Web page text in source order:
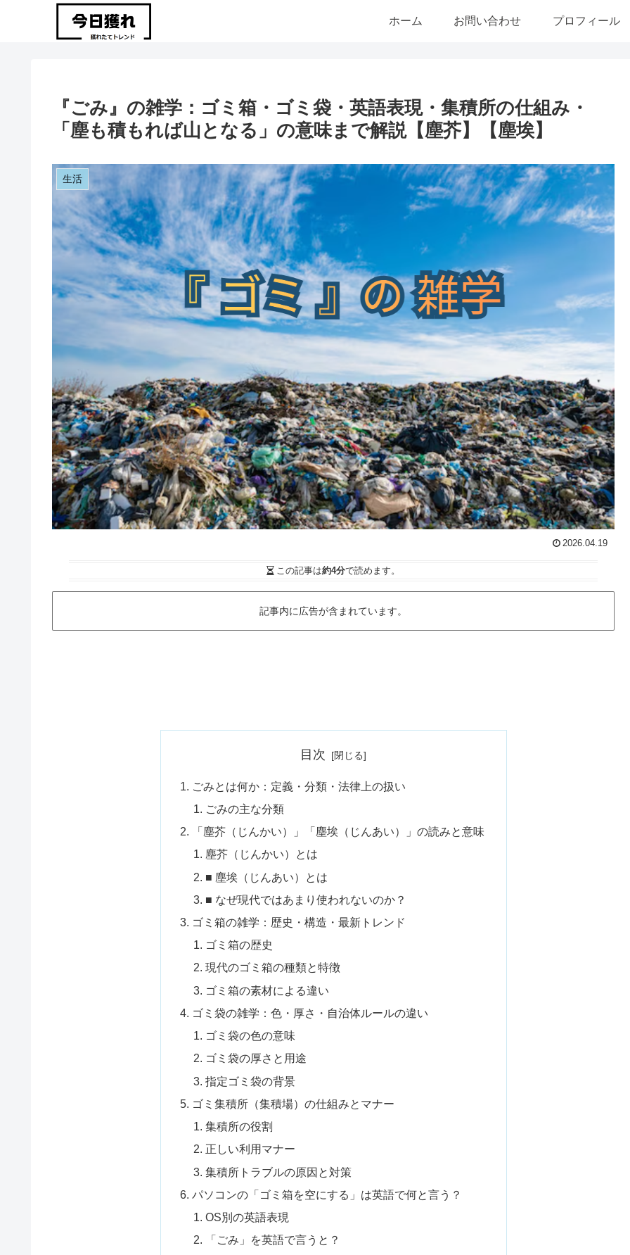
ホーム お問い合わせ プロフィール
『ごみ』の雑学：ゴミ箱・ゴミ袋・英語表現・集積所の仕組み・
「塵も積もれば山となる」の意味まで解説【塵芥】【塵埃】
生活
2026.04.19
この記事は約4分で読めます。
記事内に広告が含まれています。
目次
ごみとは何か：定義・分類・法律上の扱い
ごみの主な分類
「塵芥（じんかい）」「塵埃（じんあい）」の読みと意味
塵芥（じんかい）とは
■ 塵埃（じんあい）とは
■ なぜ現代ではあまり使われないのか？
ゴミ箱の雑学：歴史・構造・最新トレンド
ゴミ箱の歴史
現代のゴミ箱の種類と特徴
ゴミ箱の素材による違い
ゴミ袋の雑学：色・厚さ・自治体ルールの違い
ゴミ袋の色の意味
ゴミ袋の厚さと用途
指定ゴミ袋の背景
ゴミ集積所（集積場）の仕組みとマナー
集積所の役割
正しい利用マナー
集積所トラブルの原因と対策
パソコンの「ゴミ箱を空にする」は英語で何と言う？
OS別の英語表現
「ごみ」を英語で言うと？